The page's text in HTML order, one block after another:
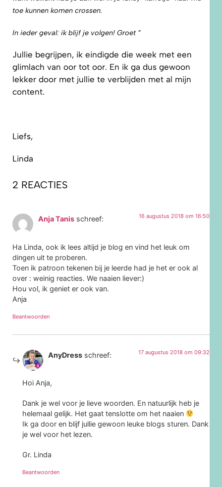
toe kunnen komen crossen.
In ieder geval: ik blijf je volgen! Groet ”
Jullie begrijpen, ik eindigde die week met een
glimlach van oor tot oor. En ik ga dus gewoon
lekker door met jullie te verblijden met al mijn
content.
Liefs,
Linda
2 REACTIES
Anja Tanis schreef: 16 augustus 2018 om 16:50
Ha Linda, ook ik lees altijd je blog en vind het leuk om
dingen uit te proberen.
Toen ik patroon tekenen bij je leerde had je het er ook al
over : weinig reacties. We naaien liever:)
Hou vol, ik geniet er ook van.
Anja
Beantwoorden
AnyDress schreef: 17 augustus 2018 om 09:32
Hoi Anja,
Dank je wel voor je lieve woorden. En natuurlijk heb je
helemaal gelijk. Het gaat tenslotte om het naaien
Ik ga door en blijf jullie gewoon leuke blogs sturen. Dank
je wel voor het lezen.
Gr. Linda
Beantwoorden